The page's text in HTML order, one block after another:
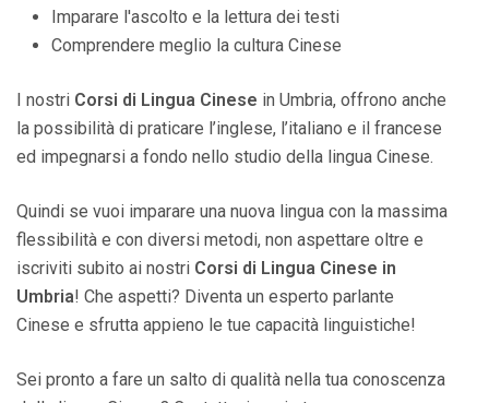
Imparare l'ascolto e la lettura dei testi
Comprendere meglio la cultura Cinese
I nostri Corsi di Lingua Cinese in Umbria, offrono anche
la possibilità di praticare l’inglese, l’italiano e il francese
ed impegnarsi a fondo nello studio della lingua Cinese.
Quindi se vuoi imparare una nuova lingua con la massima
flessibilità e con diversi metodi, non aspettare oltre e
iscriviti subito ai nostri Corsi di Lingua Cinese in
Umbria! Che aspetti? Diventa un esperto parlante
Cinese e sfrutta appieno le tue capacità linguistiche!
Sei pronto a fare un salto di qualità nella tua conoscenza